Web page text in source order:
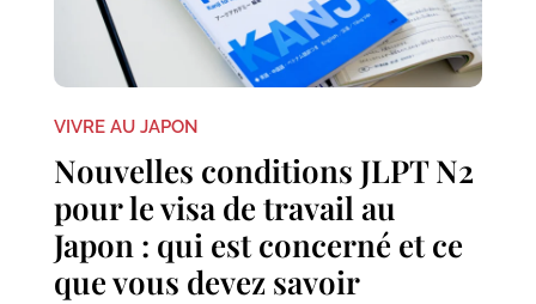
VIVRE AU JAPON
Nouvelles conditions JLPT N2
pour le visa de travail au
Japon : qui est concerné et ce
que vous devez savoir